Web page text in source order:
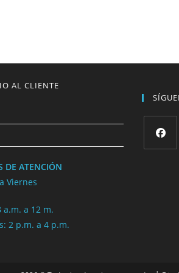
AL CLIENTE
DE ATENCIÓN
Viernes
a.m. a 12 m.
2 p.m. a 4 p.m.